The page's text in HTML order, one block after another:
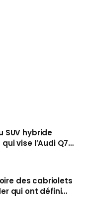
SUV hybride
vise l’Audi Q7
des cabriolets
qui ont défini
au vent